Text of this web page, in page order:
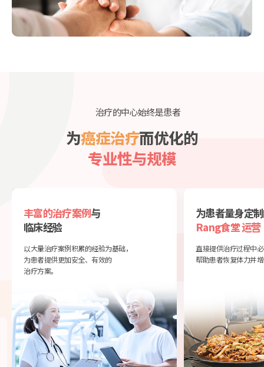
治疗的中心始终是患者
为癌症治疗而优化的
专业性与规模
丰富的治疗案例与
临床经验
以大量治疗案例积累的经验为基础，
为患者提供更加安全、有效的
治疗方案。
为患者量身定
Rang食堂 运营
直接提供治疗过程中
帮助患者恢复体力并